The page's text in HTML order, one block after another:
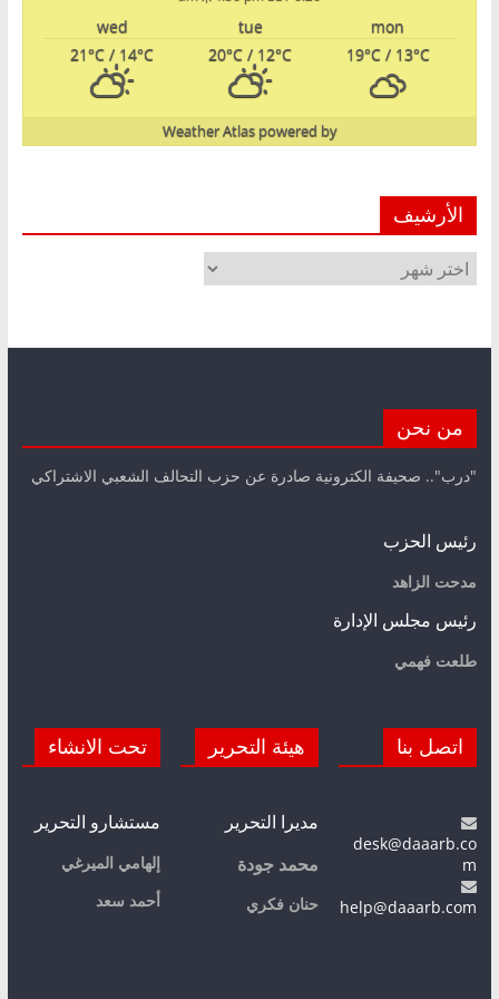
mon
tue
wed
19°C/ 13°C
20°C / 12°C
21°C / 14°C
powered by
Weather Atlas
الأرشيف
الأرشيف
من نحن
"درب".. صحيفة الكترونية صادرة عن حزب التحالف الشعبي الاشتراكي
رئيس الحزب
مدحت الزاهد
رئيس مجلس الإدارة
طلعت فهمي
اتصل بنا
desk@daaarb.co
m
help@daaarb.com
هيئة التحرير
مديرا التحرير
محمد جودة
حنان فكري
تحت الانشاء
مستشارو التحرير
إلهامي الميرغي
أحمد سعد